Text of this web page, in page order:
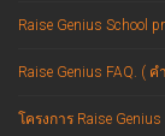
Raise Genius School
Raise Genius FAQ. (
โครงการ Raise